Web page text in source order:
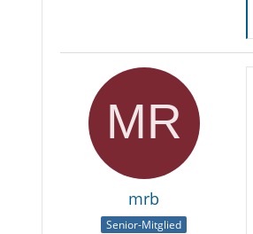
mrb
Senior-Mitglied